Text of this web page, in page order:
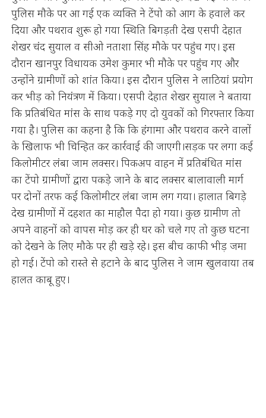
पुलिस मौके पर आ गई एक व्यक्ति ने टेंपो को आग के हवाले कर
दिया और पथराव शुरू हो गया स्थिति बिगड़ती देख एसपी देहात
शेखर चंद सुयाल व सीओ नताशा सिंह मौके पर पहुंच गए। इस
दौरान खानपुर विधायक उमेश कुमार भी मौके पर पहुंच गए और
उन्होंने ग्रामीणों को शांत किया। इस दौरान पुलिस ने लाठियां प्रयोग
कर भीड़ को नियंत्रण में किया। एसपी देहात शेखर सुयाल ने बताया
कि प्रतिबंधित मांस के साथ पकड़े गए दो युवकों को गिरफ्तार किया
गया है। पुलिस का कहना है कि कि हंगामा और पथराव करने वालों
के खिलाफ भी चिन्हित कर कार्रवाई की जाएगी।सड़क पर लगा कई
किलोमीटर लंबा जाम लक्सर। पिकअप वाहन में प्रतिबंधित मांस
का टेंपो ग्रामीणों द्वारा पकड़े जाने के बाद लक्सर बालावाली मार्ग
पर दोनों तरफ कई किलोमीटर लंबा जाम लग गया। हालात बिगड़े
देख ग्रामीणों में दहशत का माहौल पैदा हो गया। कुछ ग्रामीण तो
अपने वाहनों को वापस मोड़ कर ही घर को चले गए तो कुछ घटना
को देखने के लिए मौके पर ही खड़े रहे। इस बीच काफी भीड़ जमा
हो गई। टेंपो को रास्ते से हटाने के बाद पुलिस ने जाम खुलवाया तब
हालत काबू हुए।